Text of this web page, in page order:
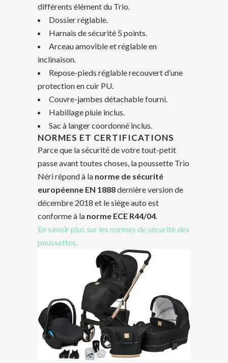
différents élément du Trio.
Dossier réglable.
Harnais de sécurité 5 points.
Arceau amovible et réglable en
inclinaison.
Repose-pieds réglable recouvert d’une
protection en cuir PU.
Couvre-jambes détachable fourni.
Habillage pluie inclus.
Sac à langer coordonné inclus.
NORMES ET CERTIFICATIONS
Parce que la sécurité de votre tout-petit
passe avant toutes choses, la poussette Trio
Néri répond à la norme de sécurité
européenne EN 1888dernière version de
décembre 2018 et le siège auto est
conforme à la norme ECE R44/04.
En savoir plus sur les normes de sécurité des
poussettes.